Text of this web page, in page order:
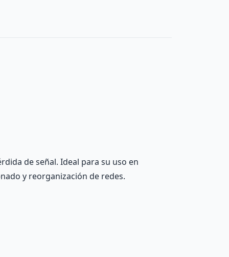
de señal. Ideal para su uso en
y reorganización de redes.